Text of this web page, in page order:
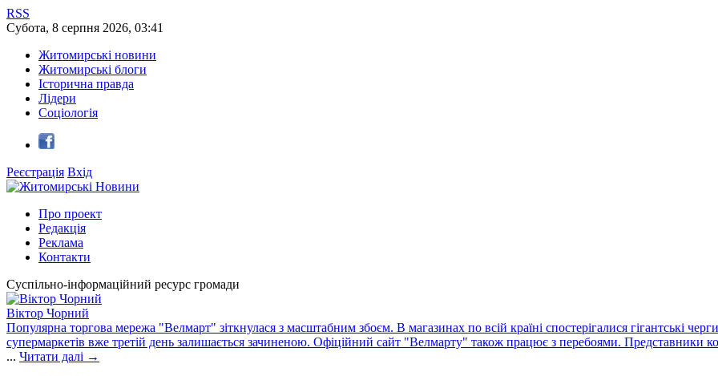
RSS
Субота, 8 серпня 2026, 03:41
Житомирські новини
Житомирські блоги
Історична правда
Лідери
Соціологія
Реєстрація Вхід
Про проект
Редакція
Реклама
Контакти
Суспільно-інформаційний ресурс громади
Віктор Чорний
Популярна торгова мережа "Велмарт" зіткнулася з масштабним збоєм. В магазинах по всій країні спостерігалися гігантські
супермаркетів вже третій день залишається зачиненою. Офіційний сайт "Велмарту" також працює з перебоями. Представники
... Читати далі →